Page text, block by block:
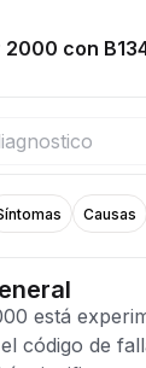
2000 con
Causas
está
código de